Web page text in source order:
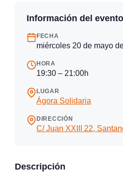
Información del evento
FECHA
miércoles 20 de mayo
HORA
19:30 – 21:00h
LUGAR
Ágora Solidaria
DIRECCIÓN
C/ Juan XXIII 22,
Descripción